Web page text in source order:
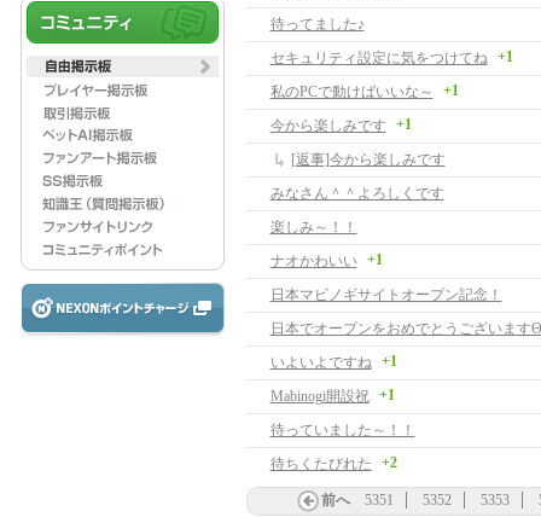
待ってました♪
セキュリティ設定に気をつけてね
+1
私のPCで動けばいいな～ +1
今から楽しみです +1
[返事]今から楽しみです
みなさん＾＾よろしくです
楽しみ～！！
ナオかわいい
+1
日本マビノギサイトオープン記念！
日本でオープンをおめでとうございます
いよいよですね
+1
Mabinogi開設祝 +1
待っていました～！！
待ちくたびれた
+2
前へ 5351 5352 5353